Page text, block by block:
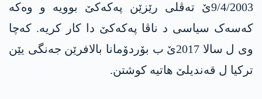
9/4/2003ێ تەڤلی رێزێن پەکەکێ بوویە و وەکە
کەسەک سیاسی د ناڤا پەکەکێ دا کار کریە. کەچا
وی ل سالا 2017ێ ب بۆردۆمانا بالافرێن جەنگی یێن
ترکیا ل قەندیلێ هاتیە کوشتن.